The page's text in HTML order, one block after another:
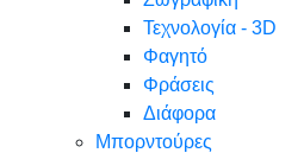
Τεχνολογία - 3D
Φαγητό
Φράσεις
Διάφορα
Μπορντούρες